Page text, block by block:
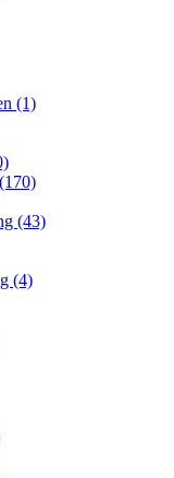
(1)
(170)
(43)
(4)